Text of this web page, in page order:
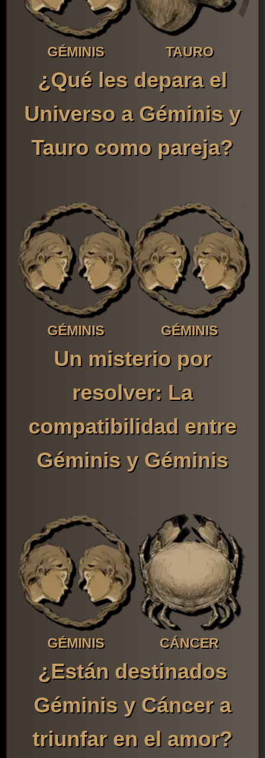
GÉMINIS TAURO
¿Qué les depara el
Universo a Géminis y
Tauro como pareja?
GÉMINIS GÉMINIS
Un misterio por
resolver: La
compatibilidad entre
Géminis y Géminis
GÉMINIS CÁNCER
¿Están destinados
Géminis y Cáncer a
triunfar en el amor?